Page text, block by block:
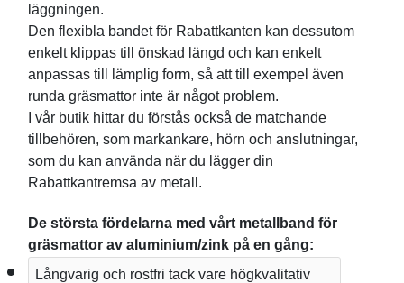
läggningen.
Den flexibla bandet för Rabattkanten kan dessutom
enkelt klippas till önskad längd och kan enkelt
anpassas till lämplig form, så att till exempel även
runda gräsmattor inte är något problem.
I vår butik hittar du förstås också de matchande
tillbehören, som markankare, hörn och anslutningar,
som du kan använda när du lägger din
Rabattkantremsa av metall.
De största fördelarna med vårt metallband för
gräsmattor av aluminium/zink på en gång:
Långvarig och rostfri tack vare högkvalitativ